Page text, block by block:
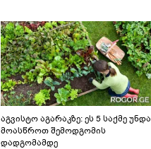
აგვისტო აგარაკზე: ეს 5 საქმე უნდა
მოასწროთ შემოდგომის
დადგომამდე